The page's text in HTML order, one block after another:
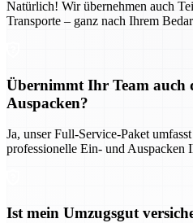
Natürlich! Wir übernehmen auch
Transporte – ganz nach Ihrem
Übernimmt Ihr Team auch
Auspacken?
Ja, unser Full-Service-Paket
professionelle Ein- und Auspacken
Ist mein Umzugsgut